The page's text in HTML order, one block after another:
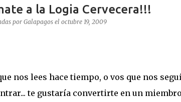
a la Logia Cervecera!!!
por Galapagos el octubre 19, 2009
nos lees hace tiempo, o vos que nos
te gustaría convertirte en un